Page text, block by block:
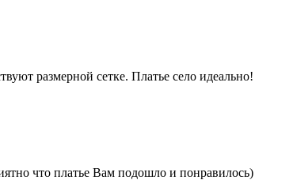
размерной сетке. Платье село идеально!
что платье Вам подошло и понравилось)